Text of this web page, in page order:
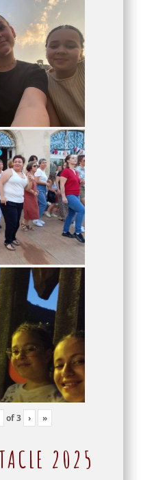
of3 › »
2025